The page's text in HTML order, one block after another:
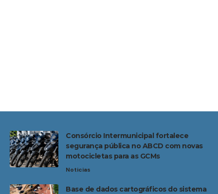
Consórcio Intermunicipal fortalece
segurança pública no ABCD com novas
motocicletas para as GCMs
Noticias
Base de dados cartográficos do sistema